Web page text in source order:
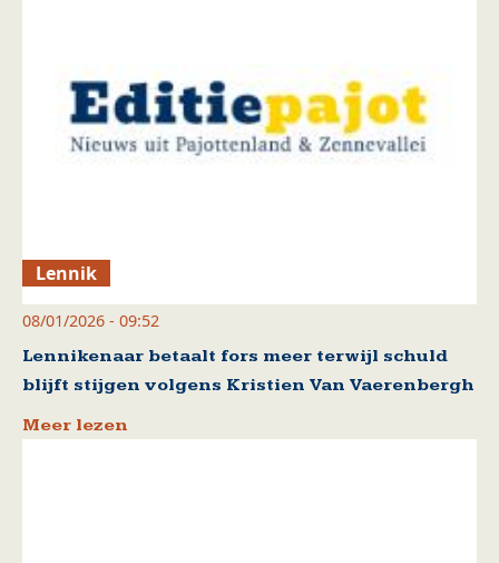
Lennik
08/01/2026 - 09:52
Lennikenaar betaalt fors meer terwijl schuld
blijft stijgen volgens Kristien Van Vaerenbergh
Meer lezen